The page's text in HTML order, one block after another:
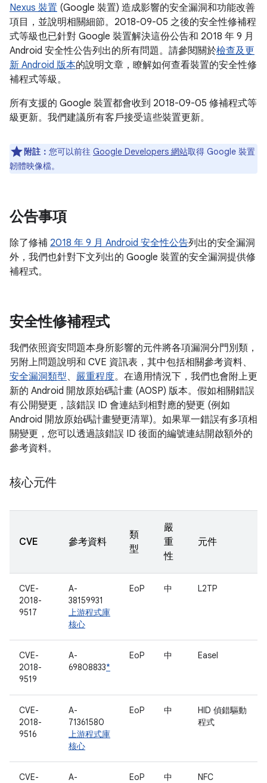
Nexus 裝置 (Google 裝置) 造成影響的安全漏洞和功能改善
項目，並說明相關細節。2018-09-05 之後的安全性修補程
式等級也已針對 Google 裝置解決這份公告和 2018 年 9 月
Android 安全性公告列出的所有問題。請參閱關於檢查及更
新 Android 版本的說明文章，瞭解如何查看裝置的安全性修
補程式等級。
所有支援的 Google 裝置都會收到 2018-09-05 修補程式等
級更新。我們建議所有客戶接受這些裝置更新。
附註： 您可以前往 Google Developers 網站取得 Google 裝置
韌體映像檔。
公告事項
除了修補 2018 年 9 月 Android 安全性公告列出的安全漏洞
外，我們也針對下文列出的 Google 裝置的安全漏洞提供修
補程式。
安全性修補程式
我們依照資安問題本身所影響的元件將各項漏洞分門別類，
另附上問題說明和 CVE 資訊表，其中包括相關參考資料、
安全漏洞類型、 嚴重程度。在適用情況下，我們也會附上更
新的 Android 開放原始碼計畫 (AOSP) 版本。假如相關錯誤
有公開變更，該錯誤 ID 會連結到相對應的變更 (例如
Android 開放原始碼計畫變更清單)。如果單一錯誤有多項相
關變更，您可以透過該錯誤 ID 後面的編號連結開啟額外的
參考資料。
核心元件
CVE 參考資料
類
型
嚴
重
性
元件
CVE-
2018-
9517
A-
38159931
上游程式庫
核心
EoP 中 L2TP
CVE-
2018-
9519
A-
69808833*
EoP 中 Easel
CVE-
2018-
9516
A-
71361580
上游程式庫
核心
EoP 中
HID 偵錯驅動
程式
CVE-
A-
EoP 中 NFC